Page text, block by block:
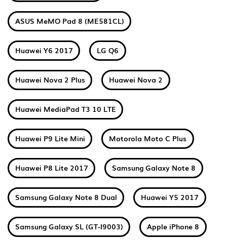
ASUS MeMO Pad 8 (ME581CL)
Huawei Y6 2017 LG Q6
Huawei Nova 2 Plus Huawei Nova 2
Huawei MediaPad T3 10 LTE
Huawei P9 Lite Mini Motorola Moto C Plus
Huawei P8 Lite 2017 Samsung Galaxy Note 8
Samsung Galaxy Note 8 Dual Huawei Y5 2017
Samsung Galaxy SL (GT-I9003) Apple iPhone 8